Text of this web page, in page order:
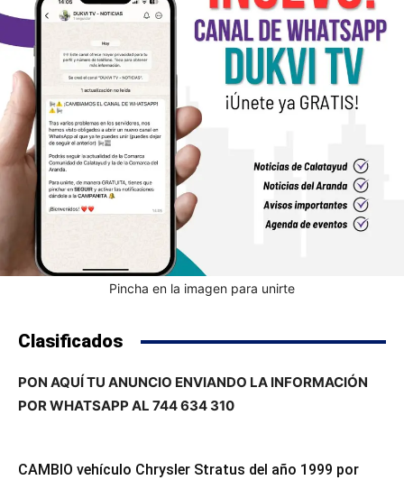
Pincha en la imagen para unirte
Clasificados
PON AQUÍ TU ANUNCIO ENVIANDO LA INFORMACIÓN
POR WHATSAPP AL 744 634 310
CAMBIO vehículo Chrysler Stratus del año 1999 por